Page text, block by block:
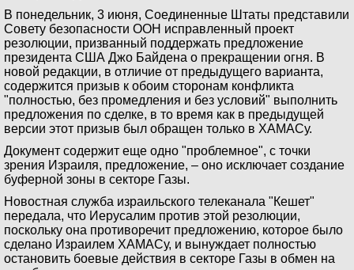
В понедельник, 3 июня, Соединенные Штаты представили
Совету безопасности ООН исправленный проект
резолюции, призванный поддержать предложение
президента США Джо Байдена о прекращении огня. В
новой редакции, в отличие от предыдущего варианта,
содержится призыв к обоим сторонам конфликта
"полностью, без промедления и без условий" выполнить
предложения по сделке, в то время как в предыдущей
версии этот призыв был обращен только в ХАМАСу.
Документ содержит еще одно "проблемное", с точки
зрения Израиля, предложение, – оно исключает создание
буферной зоны в секторе Газы.
Новостная служба израильского телеканала "Кешет"
передала, что Иерусалим против этой резолюции,
поскольку она противоречит предложению, которое было
сделано Израилем ХАМАСу, и вынуждает полностью
остановить боевые действия в секторе Газы в обмен на